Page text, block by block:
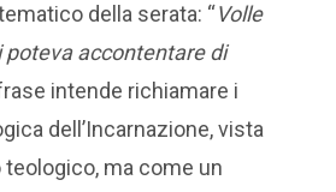
della serata: “Volle
poteva accontentare di
intende richiamare i
dell’Incarnazione, vista
ma come un